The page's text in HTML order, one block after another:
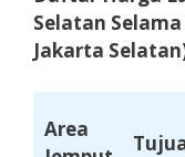
Selatan Selama
Jakarta
Area